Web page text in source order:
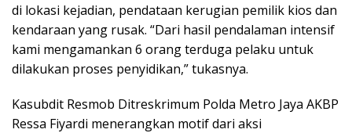
di lokasi kejadian, pendataan kerugian pemilik kios dan
kendaraan yang rusak. “Dari hasil pendalaman intensif
kami mengamankan 6 orang terduga pelaku untuk
dilakukan proses penyidikan,” tukasnya.
Kasubdit Resmob Ditreskrimum Polda Metro Jaya AKBP
Ressa Fiyardi menerangkan motif dari aksi